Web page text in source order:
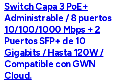
Switch Capa 3 PoE+
Administrable / 8 puertos
10/100/1000 Mbps + 2
Puertos SFP+ de 10
Gigabits / Hasta 120W /
Compatible con GWN
Cloud.